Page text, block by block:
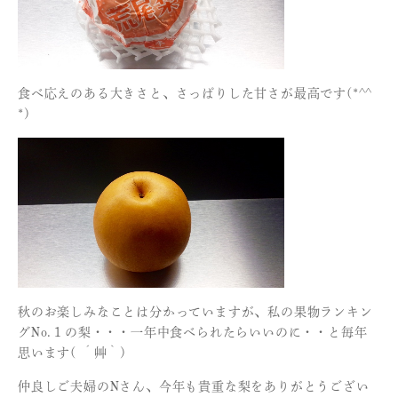
食べ応えのある大きさと、さっぱりした甘さが最高です(*^^
*)
秋のお楽しみなことは分かっていますが、私の果物ランキン
グNo.１の梨・・・一年中食べられたらいいのに・・と毎年
思います( ´艸｀)
仲良しご夫婦のNさん、今年も貴重な梨をありがとうござい